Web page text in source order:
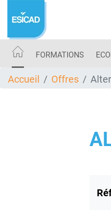
contenu
FORMATIONS
Accueil Offres